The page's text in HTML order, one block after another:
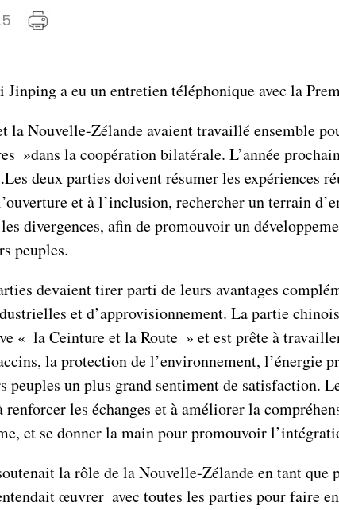
a eu un entretien téléphonique avec la
la Nouvelle-Zélande avaient travaillé ensemble
»dans la coopération bilatérale. L’année
deux parties doivent résumer les expériences
et à l’inclusion, rechercher un terrain
divergences, afin de promouvoir un
peuples.
devaient tirer parti de leurs avantages
et d’approvisionnement. La partie
« la Ceinture et la Route » et est prête à
la protection de l’environnement,
peuples un plus grand sentiment de satisfaction.
les échanges et à améliorer la
et se donner la main pour promouvoir
la rôle de la Nouvelle-Zélande en tant que
œuvrer avec toutes les parties pour faire